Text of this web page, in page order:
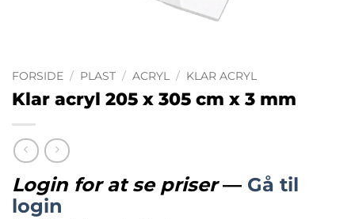
FORSIDE / PLAST / ACRYL / KLAR ACRYL
Klar acryl 205 x 305 cm x 3 mm
Login for at se priser— Gå til
login